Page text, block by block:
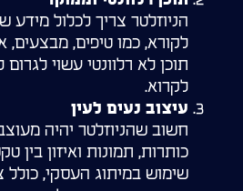
הניוזלטר צריך לכלול מידע
לקורא, כמו טיפים, מבצעים,
תוכן לא רלוונטי עשוי
לקרוא.
עיצוב נעים לעין
חשוב שהניוזלטר יהיה
כותרות, תמונות ואיזון בין
שימוש במיתוג העסקי, כולל